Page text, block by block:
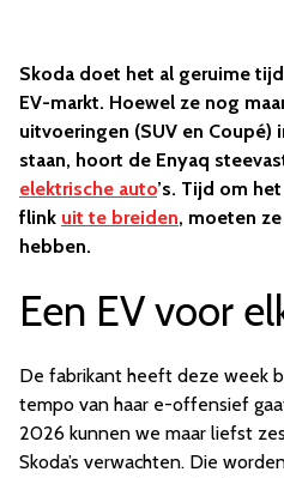
Skoda doet het al geruime
EV-markt. Hoewel ze nog
uitvoeringen (SUV en Coupé)
staan, hoort de Enyaq
elektrische auto’s. Tijd om
flink uit te breiden, moeten
hebben.
Een EV voor
De fabrikant heeft deze week
tempo van haar e-offensief
2026 kunnen we maar liefst
Skoda’s verwachten. Die